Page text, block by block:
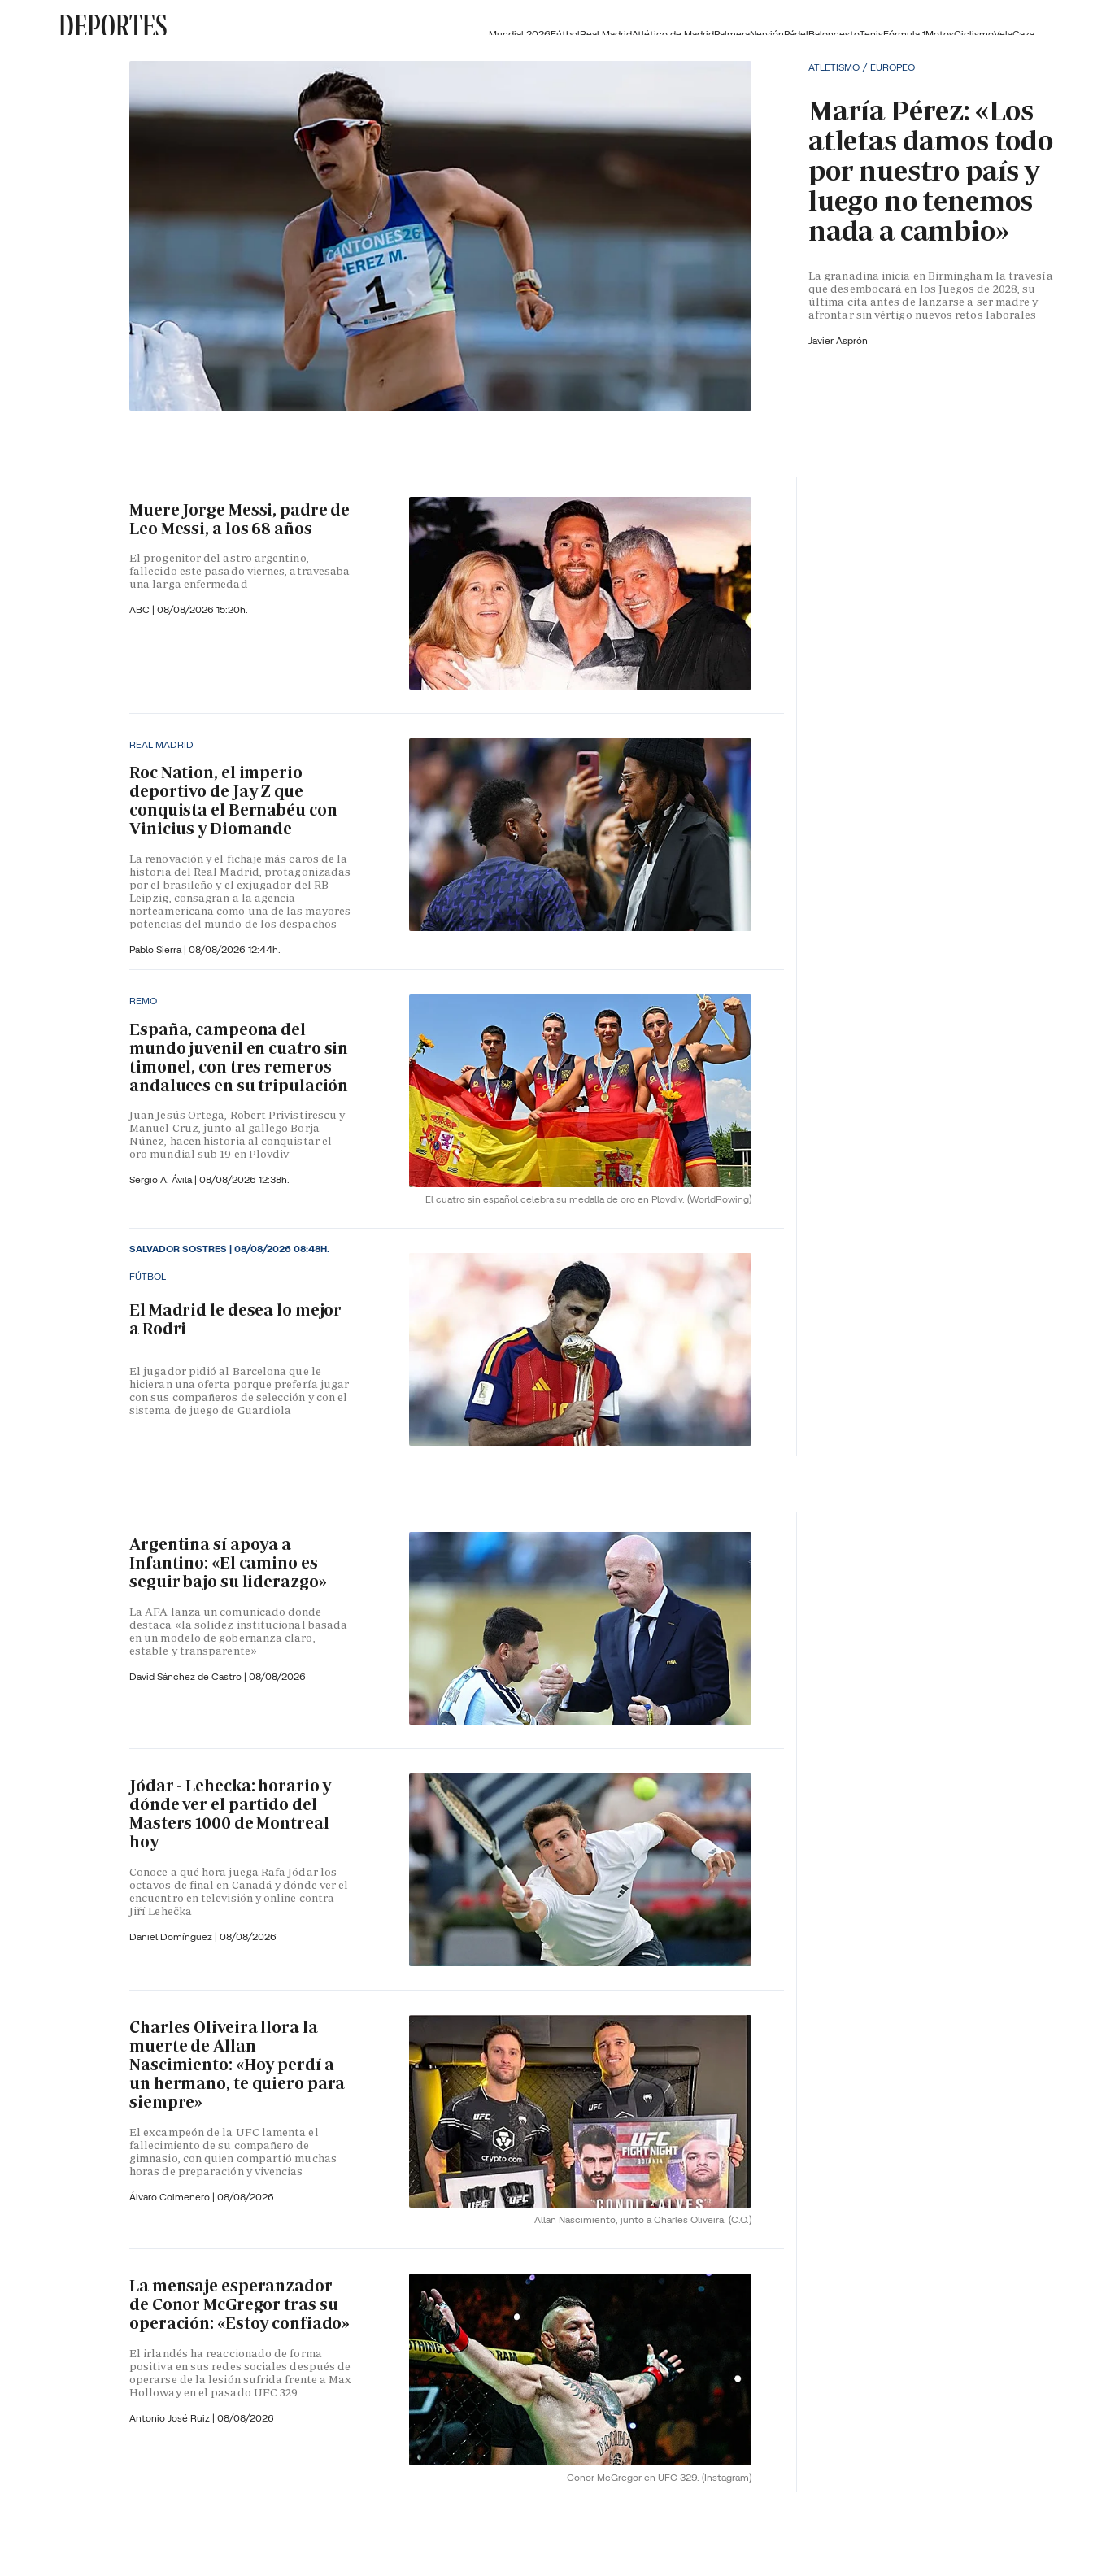
DEPORTES Mundial 2026FútbolReal MadridAtlético de MadridPalmeraNerviónPádelBaloncestoTenisFórmula 1MotosCiclismoVelaCaza
ATLETISMO / EUROPEO
María Pérez: «Los
atletas damos todo
por nuestro país y
luego no tenemos
nada a cambio»
La granadina inicia en Birmingham la travesía
que desembocará en los Juegos de 2028, su
última cita antes de lanzarse a ser madre y
afrontar sin vértigo nuevos retos laborales
Javier Asprón
Muere Jorge Messi, padre de
Leo Messi, a los 68 años
El progenitor del astro argentino,
fallecido este pasado viernes, atravesaba
una larga enfermedad
ABC | 08/08/2026 15:20h.
REAL MADRID
Roc Nation, el imperio
deportivo de Jay Z que
conquista el Bernabéu con
Vinicius y Diomande
La renovación y el fichaje más caros de la
historia del Real Madrid, protagonizadas
por el brasileño y el exjugador del RB
Leipzig, consagran a la agencia
norteamericana como una de las mayores
potencias del mundo de los despachos
Pablo Sierra | 08/08/2026 12:44h.
El cuatro sin español celebra su medalla de oro en Plovdiv. (WorldRowing)
REMO
España, campeona del
mundo juvenil en cuatro sin
timonel, con tres remeros
andaluces en su tripulación
Juan Jesús Ortega, Robert Privistirescu y
Manuel Cruz, junto al gallego Borja
Núñez, hacen historia al conquistar el
oro mundial sub 19 en Plovdiv
Sergio A. Ávila | 08/08/2026 12:38h.
FÚTBOL
El Madrid le desea lo mejor
a Rodri
El jugador pidió al Barcelona que le
hicieran una oferta porque prefería jugar
con sus compañeros de selección y con el
sistema de juego de Guardiola
SALVADOR SOSTRES |08/08/2026 08:48H.
Argentina sí apoya a
Infantino: «El camino es
seguir bajo su liderazgo»
La AFA lanza un comunicado donde
destaca «la solidez institucional basada
en un modelo de gobernanza claro,
estable y transparente»
David Sánchez de Castro | 08/08/2026
Jódar - Lehecka: horario y
dónde ver el partido del
Masters 1000 de Montreal
hoy
Conoce a qué hora juega Rafa Jódar los
octavos de final en Canadá y dónde ver el
encuentro en televisión y online contra
Jiří Lehečka
Daniel Domínguez | 08/08/2026
Allan Nascimiento, junto a Charles Oliveira. (C.O.)
Charles Oliveira llora la
muerte de Allan
Nascimiento: «Hoy perdí a
un hermano, te quiero para
siempre»
El excampeón de la UFC lamenta el
fallecimiento de su compañero de
gimnasio, con quien compartió muchas
horas de preparación y vivencias
Álvaro Colmenero | 08/08/2026
Conor McGregor en UFC 329. (Instagram)
La mensaje esperanzador
de Conor McGregor tras su
operación: «Estoy confiado»
El irlandés ha reaccionado de forma
positiva en sus redes sociales después de
operarse de la lesión sufrida frente a Max
Holloway en el pasado UFC 329
Antonio José Ruiz | 08/08/2026